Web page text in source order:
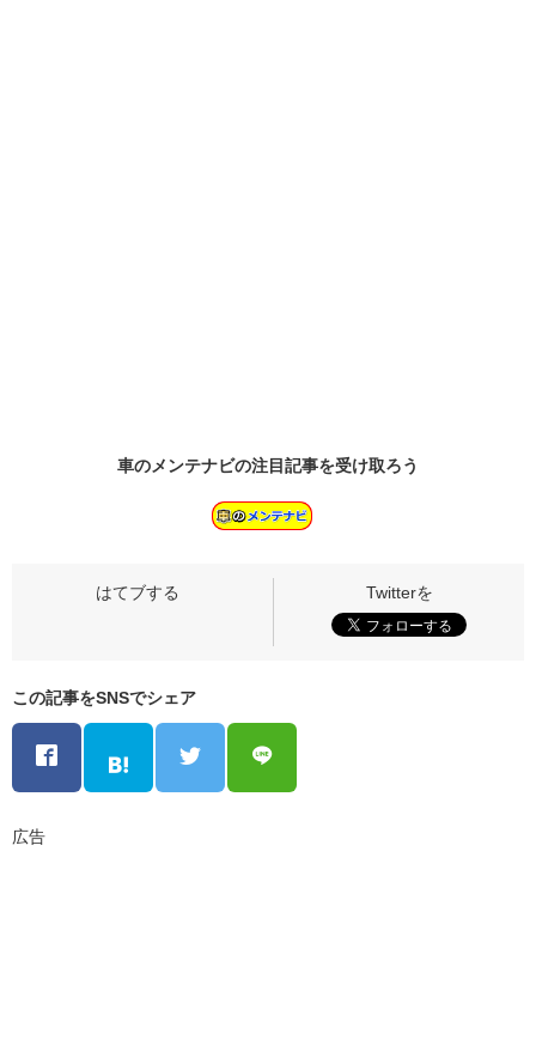
車のメンテナビの注目記事を受け取ろう
この記事をSNSでシェア
広告